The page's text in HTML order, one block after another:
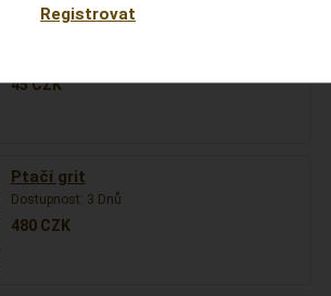
45CZK
Ptačí grit
Dostupnost: 3 Dnů
480 CZK
Registrovat